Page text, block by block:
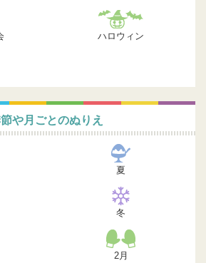
ハロウィン
や月ごとのぬりえ
夏
冬
2月